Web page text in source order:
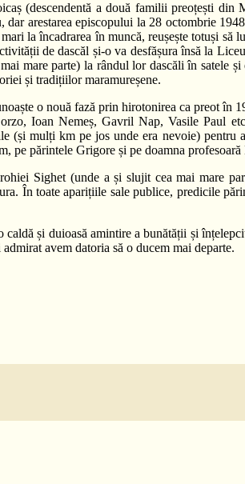
(descendentă a două familii preoțești
arestarea episcopului la 28 octombrie
la încadrarea în muncă, reușește totuși
de dascăl și-o va desfășura însă la
mare parte) la rândul lor dascăli în
și tradițiilor maramureșene.
o nouă fază prin hirotonirea ca preot
Ioan Nemeș, Gavril Nap, Vasile Paul
(și mulți km pe jos unde era nevoie)
pe părintele Grigore și pe doamna
Sighet (unde a și slujit cea mai mare
În toate aparițiile sale publice, predicile
și duioasă amintire a bunătății și
avem datoria să o ducem mai departe.